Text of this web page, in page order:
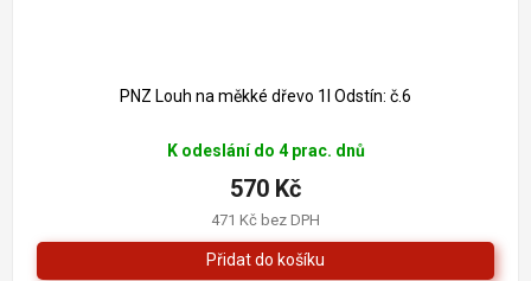
PNZ Louh na měkké dřevo 1l Odstín: č.6
K odeslání do 4 prac. dnů
471 Kč bez DPH
570 Kč